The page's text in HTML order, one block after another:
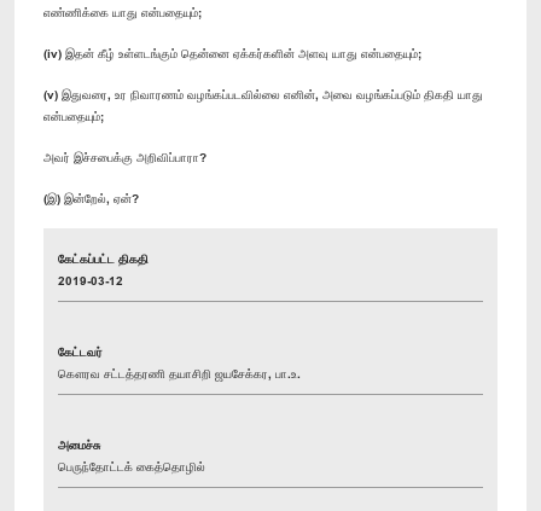
எண்ணிக்கை யாது என்பதையும்;
(iv) இதன் கீழ் உள்ளடங்கும் தென்னை ஏக்கர்களின் அளவு யாது என்பதையும்;
(v) இதுவரை, உர நிவாரணம் வழங்கப்படவில்லை எனின், அவை வழங்கப்படும் திகதி யாது
என்பதையும்;
அவர் இச்சபைக்கு அறிவிப்பாரா?
(இ) இன்றேல், ஏன்?
கேட்கப்பட்ட திகதி
2019-03-12
கேட்டவர்
கௌரவ சட்டத்தரணி தயாசிறி ஜயசேக்கர, பா.உ.
அமைச்சு
பெருந்தோட்டக் கைத்தொழில்